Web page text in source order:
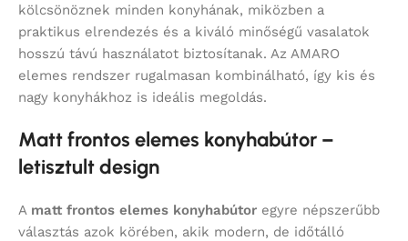
kölcsönöznek minden konyhának, miközben a
praktikus elrendezés és a kiváló minőségű vasalatok
hosszú távú használatot biztosítanak. Az AMARO
elemes rendszer rugalmasan kombinálható, így kis és
nagy konyhákhoz is ideális megoldás.
Matt frontos elemes konyhabútor –
letisztult design
A matt frontos elemes konyhabútor egyre népszerűbb
választás azok körében, akik modern, de időtálló